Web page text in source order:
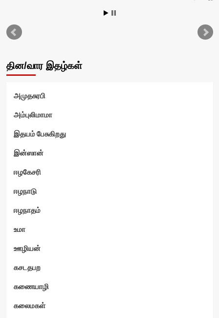
தின/வார இதழ்கள்
அமுதசுரபி
அம்புலிமாமா
இதயம் பேசுகிறது
இன்ஸான்
ஈழகேசரி
ஈழநாடு
ஈழநாதம்
உமா
ஊழியன்
கசடதபற
கணையாழி
கலைமகள்